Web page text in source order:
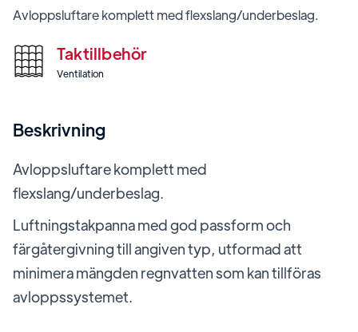
Avloppsluftare komplett med flexslang/underbeslag.
Taktillbehör
Ventilation
Beskrivning
Avloppsluftare komplett med
flexslang/underbeslag.
Luftningstakpanna med god passform och
färgåtergivning till angiven typ, utformad att
minimera mängden regnvatten som kan tillföras
avloppssystemet.